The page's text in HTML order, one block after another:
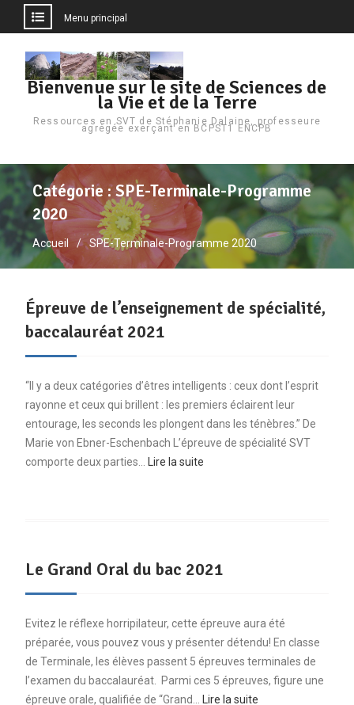
contenu
Menu principal
Bienvenue sur le site de Sciences de
la Vie et de la Terre
Ressources en SVT de Stéphanie Dalaine, professeure
agrégée exerçant en BCPST1 ENCPB
Catégorie :SPE-Terminale-Programme
2020
Accueil SPE-Terminale-Programme 2020
Épreuve de l’enseignement de spécialité,
baccalauréat 2021
“Il y a deux catégories d’êtres intelligents : ceux dont l’esprit
rayonne et ceux qui brillent : les premiers éclairent leur
entourage, les seconds les plongent dans les ténèbres.” De
Marie von Ebner-Eschenbach L’épreuve de spécialité SVT
comporte deux parties…
Lire la suite
Le Grand Oral du bac 2021
Evitez le réflexe horripilateur, cette épreuve aura été
préparée, vous pouvez vous y présenter détendu! En classe
de Terminale, les élèves passent 5 épreuves terminales de
l’examen du baccalauréat. Parmi ces 5 épreuves, figure une
épreuve orale, qualifiée de “Grand…
Lire la suite